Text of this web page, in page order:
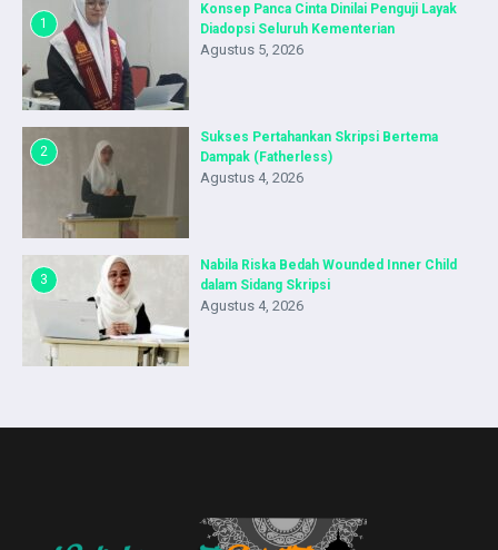
1
Konsep Panca Cinta Dinilai Penguji Layak
Diadopsi Seluruh Kementerian
Agustus 5, 2026
2
Sukses Pertahankan Skripsi Bertema
Dampak (Fatherless)
Agustus 4, 2026
3
Nabila Riska Bedah Wounded Inner Child
dalam Sidang Skripsi
Agustus 4, 2026